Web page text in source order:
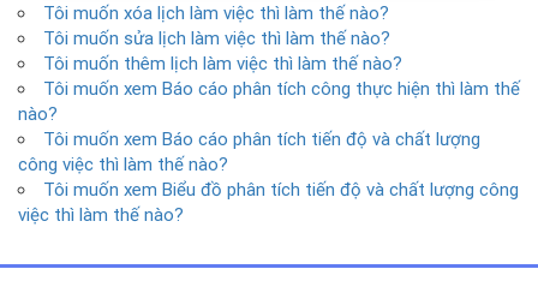
Tôi muốn xóa lịch làm việc thì làm thế nào?
Tôi muốn sửa lịch làm việc thì làm thế nào?
Tôi muốn thêm lịch làm việc thì làm thế nào?
Tôi muốn xem Báo cáo phân tích công thực hiện thì làm thế
nào?
Tôi muốn xem Báo cáo phân tích tiến độ và chất lượng
công việc thì làm thế nào?
Tôi muốn xem Biểu đồ phân tích tiến độ và chất lượng công
việc thì làm thế nào?